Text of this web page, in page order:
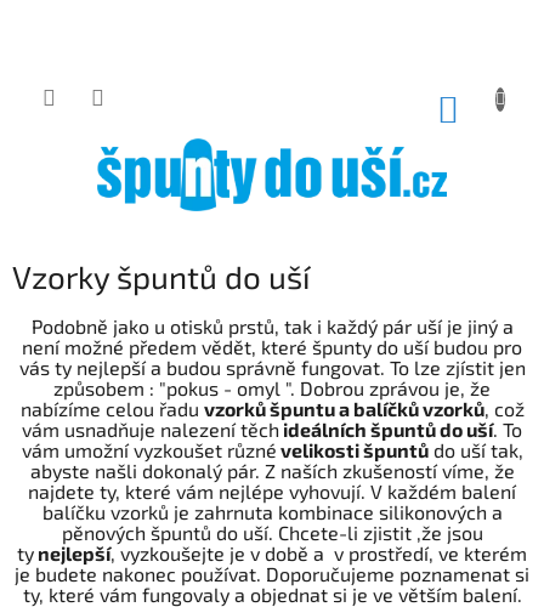
Vzorky špuntů do uší
Podobně jako u otisků prstů, tak i každý pár uší je jiný a
není možné předem vědět, které špunty do uší budou pro
vás ty nejlepší a budou správně fungovat. To lze zjístit jen
způsobem : "pokus - omyl ". Dobrou zprávou je, že
nabízíme celou řadu vzorků špuntu a balíčků vzorků, což
vám usnadňuje nalezení těch ideálních špuntů do uší. To
vám umožní vyzkoušet různé velikosti špuntůdo uší tak,
abyste našli dokonalý pár. Z naších zkušeností víme, že
najdete ty, které vám nejlépe vyhovují. V každém balení
balíčku vzorků je zahrnuta kombinace silikonových a
pěnových špuntů do uší. Chcete-li zjistit ,že jsou
ty nejlepší, vyzkoušejte je v době a v prostředí, ve kterém
je budete nakonec používat. Doporučujeme poznamenat si
ty, které vám fungovaly a objednat si je ve větším balení.